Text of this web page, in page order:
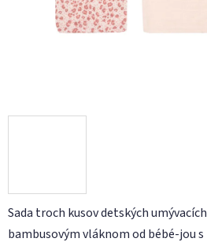
Sada troch kusov detských
bambusovým vláknom od bébé-jou